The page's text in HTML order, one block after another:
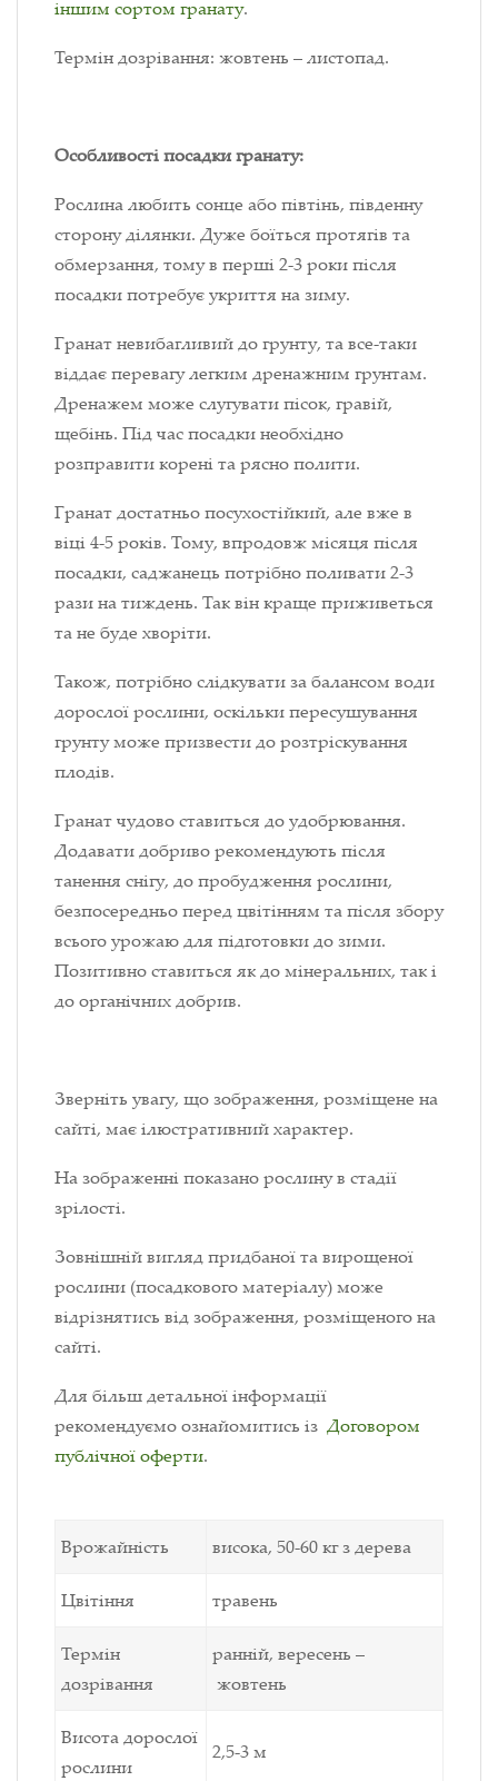
іншим сортом гранату.
Термін дозрівання: жовтень – листопад.
Особливості посадки гранату:
Рослина любить сонце або півтінь, південну
сторону ділянки. Дуже боїться протягів та
обмерзання, тому в перші 2-3 роки після
посадки потребує укриття на зиму.
Гранат невибагливий до грунту, та все-таки
віддає перевагу легким дренажним грунтам.
Дренажем може слугувати пісок, гравій,
щебінь. Під час посадки необхідно
розправити корені та рясно полити.
Гранат достатньо посухостійкий, але вже в
віці 4-5 років. Тому, впродовж місяця після
посадки, саджанець потрібно поливати 2-3
рази на тиждень. Так він краще приживеться
та не буде хворіти.
Також, потрібно слідкувати за балансом води
дорослої рослини, оскільки пересушування
грунту може призвести до розтріскування
плодів.
Гранат чудово ставиться до удобрювання.
Додавати добриво рекомендують після
танення снігу, до пробудження рослини,
безпосередньо перед цвітінням та після збору
всього урожаю для підготовки до зими.
Позитивно ставиться як до мінеральних, так і
до органічних добрив.
Зверніть увагу, що зображення, розміщене на
сайті, має ілюстративний характер.
На зображенні показано рослину в стадії
зрілості.
Зовнішній вигляд придбаної та вирощеної
рослини (посадкового матеріалу) може
відрізнятись від зображення, розміщеного на
сайті.
Для більш детальної інформації
рекомендуємо ознайомитись із Договором
публічної оферти.
Врожайність висока, 50-60 кг з дерева
Цвітіння травень
Термін
дозрівання
ранній, вересень –
жовтень
Висота дорослої
рослини
2,5-3 м